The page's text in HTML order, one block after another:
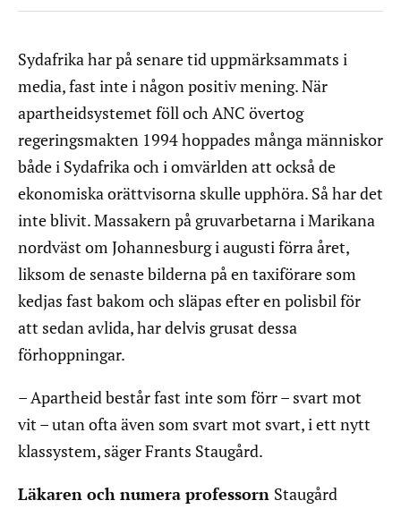
Sydafrika har på senare tid uppmärksammats i
media, fast inte i någon positiv mening. När
apartheidsystemet föll och ANC övertog
regeringsmakten 1994 hoppades många människor
både i Sydafrika och i omvärlden att också de
ekonomiska orättvisorna skulle upphöra. Så har det
inte blivit. Massakern på gruvarbetarna i Marikana
nordväst om Johannesburg i augusti förra året,
liksom de senaste bilderna på en taxiförare som
kedjas fast bakom och släpas efter en polisbil för
att sedan avlida, har delvis grusat dessa
förhoppningar.
– Apartheid består fast inte som förr – svart mot
vit – utan ofta även som svart mot svart, i ett nytt
klassystem, säger Frants Staugård.
Läkaren och numera professorn Staugård